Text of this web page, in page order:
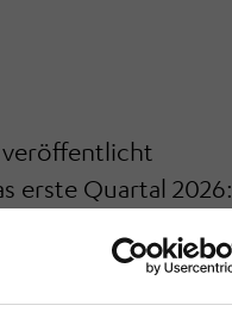
veröffentlicht
erste Quartal 2026: